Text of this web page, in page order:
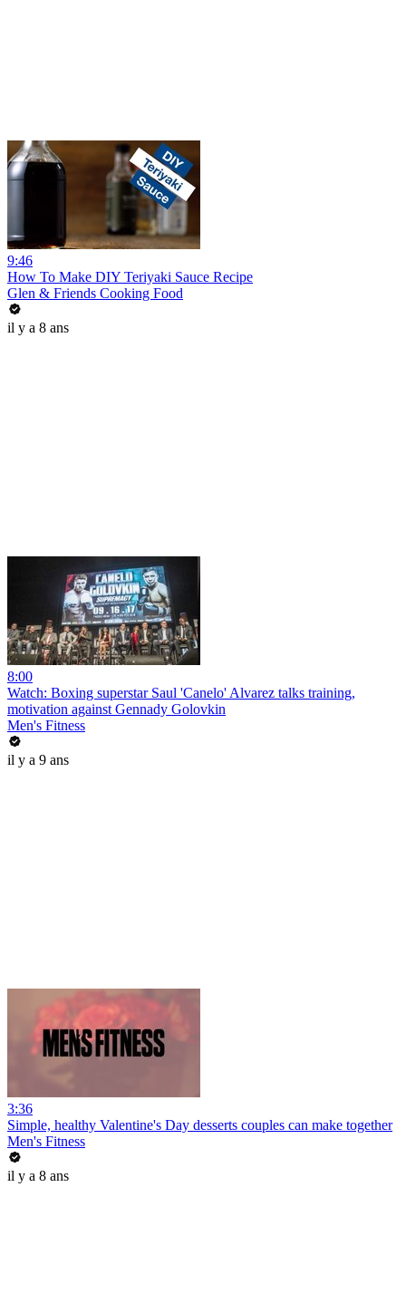
9:46
How To Make DIY Teriyaki Sauce Recipe
Glen & Friends Cooking Food
il y a 8 ans
8:00
Watch: Boxing superstar Saul 'Canelo' Alvarez talks training,
motivation against Gennady Golovkin
Men's Fitness
il y a 9 ans
3:36
Simple, healthy Valentine's Day desserts couples can make together
Men's Fitness
il y a 8 ans